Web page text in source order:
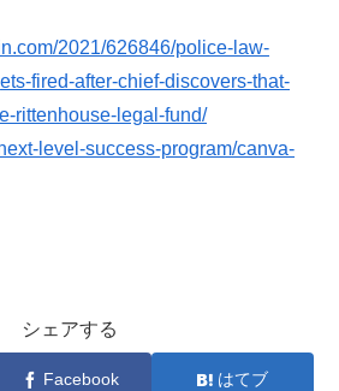
2021/626846/police-law-
fired-after-chief-discovers-that-
rittenhouse-legal-fund/
level-success-program/canva-
シェアする
Facebook はてブ